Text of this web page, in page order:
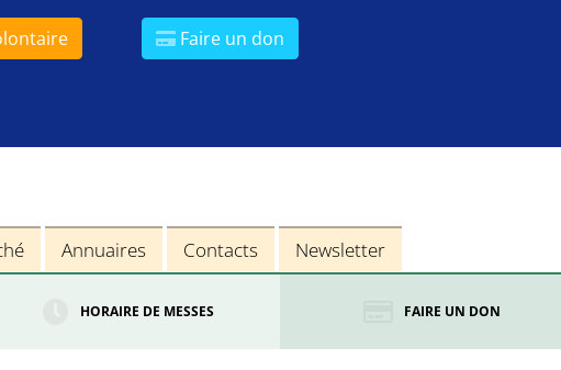
Faire un don
Annuaires Contacts Newsletter
HORAIRE DE MESSES FAIRE UN DON